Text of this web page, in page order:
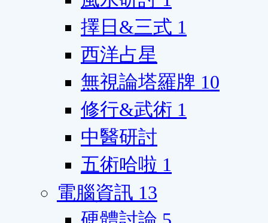
擇日&三式 1
西洋占星
無視論塔羅牌 10
修行&武術 1
中醫研討
五術哈啦 1
電腦資訊 13